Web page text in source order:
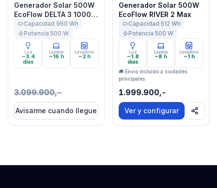
Generador Solar 500W
EcoFlow DELTA 3 1000
AirCapacidad 960 Wh
Potencia 500 W
Luz
~3.4
días
Laptop
~16 h
Lavadora
~2 h
3.099.900,-
Avisarme cuando llegue
Generador Solar 500W
EcoFlow RIVER 2 Max
Capacidad 512 Wh
Potencia 500 W
Luz
~1.8
días
Laptop
~8 h
Lavadora
~1 h
🚚 Envío incluido a ciudades
principales
1.999.900,-
Ver y configurar